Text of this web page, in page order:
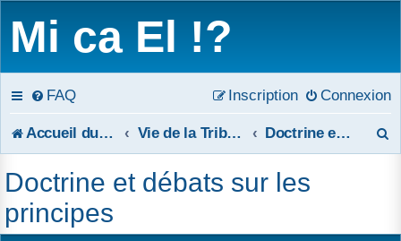
Mi ca El !?
FAQ Connexion
Inscription
Accueil du forum Vie de la Tribune Doctrine et débats sur les principes
Doctrine et débats sur les
principes